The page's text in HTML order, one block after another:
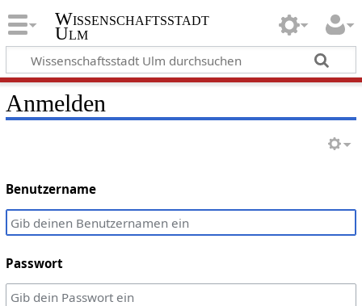
Wissenschaftsstadt
Ulm
Anmelden
Benutzername
Passwort